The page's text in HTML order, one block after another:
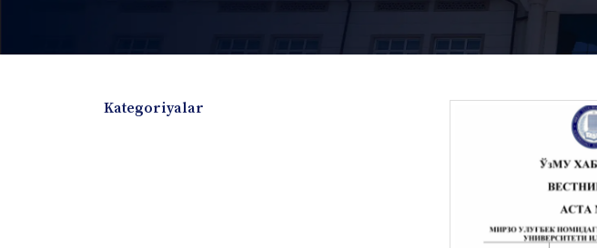
Kategoriyalar